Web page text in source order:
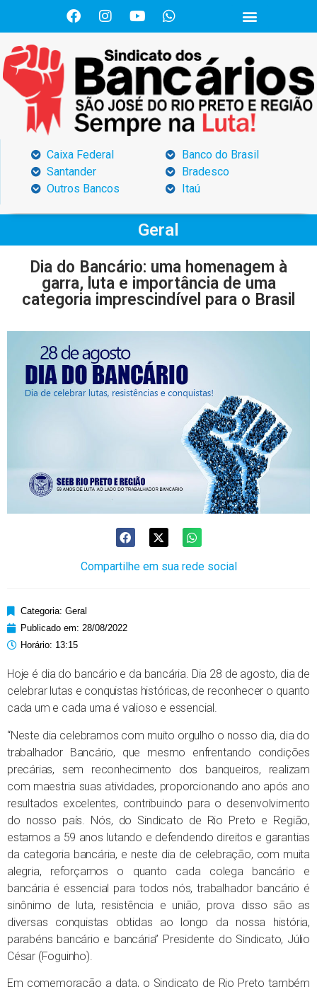
Caixa Federal
Santander
Outros Bancos
Banco do Brasil
Bradesco
Itaú
Geral
Dia do Bancário: uma homenagem à
garra, luta e importância de uma
categoria imprescindível para o Brasil
Compartilhe em sua rede social
Categoria: Geral
Publicado em: 28/08/2022
Horário: 13:15
Hoje é dia do bancário e da bancária. Dia 28 de agosto, dia de
celebrar lutas e conquistas históricas, de reconhecer o quanto
cada um e cada uma é valioso e essencial.
“Neste dia celebramos com muito orgulho o nosso dia, dia do
trabalhador Bancário, que mesmo enfrentando condições
precárias, sem reconhecimento dos banqueiros, realizam
com maestria suas atividades, proporcionando ano após ano
resultados excelentes, contribuindo para o desenvolvimento
do nosso país. Nós, do Sindicato de Rio Preto e Região,
estamos a 59 anos lutando e defendendo direitos e garantias
da categoria bancária, e neste dia de celebração, com muita
alegria, reforçamos o quanto cada colega bancário e
bancária é essencial para todos nós, trabalhador bancário é
sinônimo de luta, resistência e união, prova disso são as
diversas conquistas obtidas ao longo da nossa história,
parabéns bancário e bancária” Presidente do Sindicato, Júlio
César (Foguinho).
Em comemoração a data, o Sindicato de Rio Preto também